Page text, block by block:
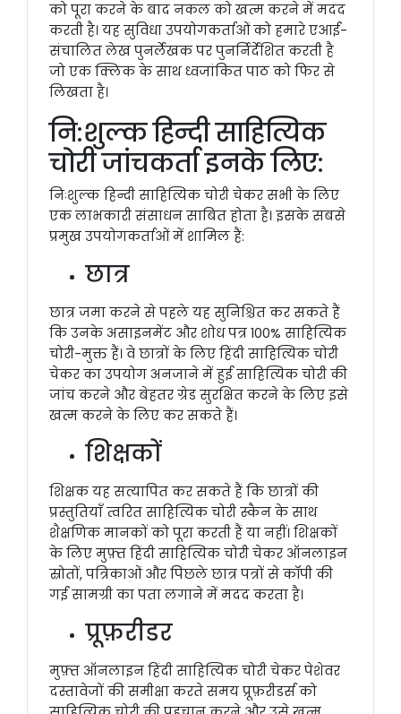
को पूरा करने के बाद नकल को खत्म करने में मदद
करती है। यह सुविधा उपयोगकर्ताओं को हमारे एआई-
संचालित लेख पुनर्लेखक पर पुनर्निर्देशित करती है
जो एक क्लिक के साथ ध्वजांकित पाठ को फिर से
लिखता है।
नि:शुल्क हिन्दी साहित्यिक
चोरी जांचकर्ता इनके लिए:
निःशुल्क हिन्दी साहित्यिक चोरी चेकर सभी के लिए
एक लाभकारी संसाधन साबित होता है। इसके सबसे
प्रमुख उपयोगकर्ताओं में शामिल हैं:
छात्र
छात्र जमा करने से पहले यह सुनिश्चित कर सकते हैं
कि उनके असाइनमेंट और शोध पत्र 100% साहित्यिक
चोरी-मुक्त हैं। वे छात्रों के लिए हिंदी साहित्यिक चोरी
चेकर का उपयोग अनजाने में हुई साहित्यिक चोरी की
जांच करने और बेहतर ग्रेड सुरक्षित करने के लिए इसे
खत्म करने के लिए कर सकते हैं।
शिक्षकों
शिक्षक यह सत्यापित कर सकते हैं कि छात्रों की
प्रस्तुतियाँ त्वरित साहित्यिक चोरी स्कैन के साथ
शैक्षणिक मानकों को पूरा करती हैं या नहीं। शिक्षकों
के लिए मुफ़्त हिंदी साहित्यिक चोरी चेकर ऑनलाइन
स्रोतों, पत्रिकाओं और पिछले छात्र पत्रों से कॉपी की
गई सामग्री का पता लगाने में मदद करता है।
प्रूफ़रीडर
मुफ़्त ऑनलाइन हिंदी साहित्यिक चोरी चेकर पेशेवर
दस्तावेजों की समीक्षा करते समय प्रूफ़रीडर्स को